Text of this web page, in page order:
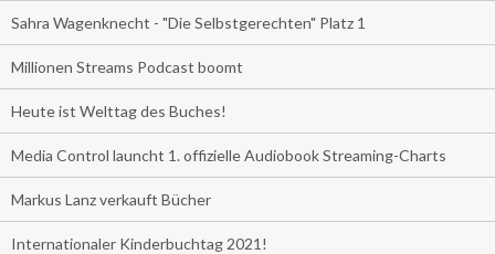
Sahra Wagenknecht - "Die Selbstgerechten" Platz 1
Millionen Streams Podcast boomt
Heute ist Welttag des Buches!
Media Control launcht 1. offizielle Audiobook Streaming-Charts
Markus Lanz verkauft Bücher
Internationaler Kinderbuchtag 2021!